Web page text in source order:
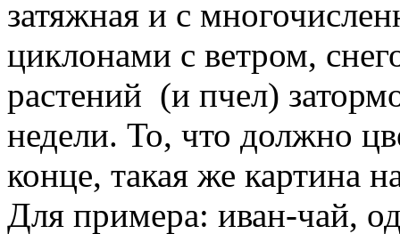
затяжная и с
циклонами с ветром,
растений (и пчел)
недели. То, что должно
конце, такая же картина
Для примера: иван-чай,